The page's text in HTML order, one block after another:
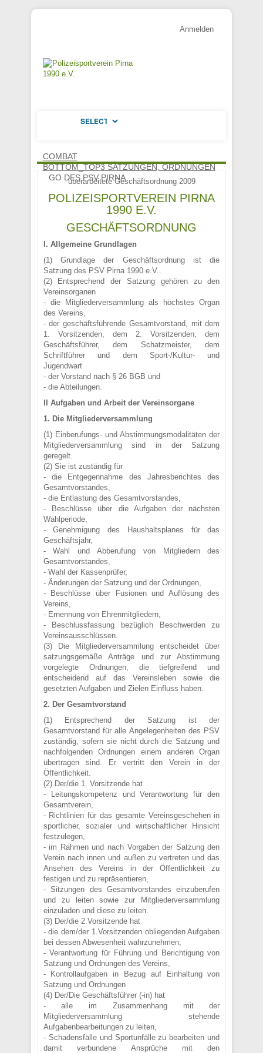
Anmelden
COMBAT
BOTTOM_TOP3 SATZUNGEN, ORDNUNGEN
GO DES PSV PIRNA
überarbeitete Geschäftsordnung 2009
POLIZEISPORTVEREIN PIRNA
1990 E.V.
GESCHÄFTSORDNUNG
I. Allgemeine Grundlagen
(1) Grundlage der Geschäftsordnung ist die
Satzung des PSV Pirna 1990 e.V..
(2) Entsprechend der Satzung gehören zu den
Vereinsorganen
- die Mitgliederversammlung als höchstes Organ
des Vereins,
- der geschäftsführende Gesamtvorstand, mit dem
1. Vorsitzenden, dem 2. Vorsitzenden, dem
Geschäftsführer, dem Schatzmeister, dem
Schriftführer und dem Sport-/Kultur- und
Jugendwart
- der Vorstand nach § 26 BGB und
- die Abteilungen.
II Aufgaben und Arbeit der Vereinsorgane
1. Die Mitgliederversammlung
(1) Einberufungs- und Abstimmungsmodalitäten der
Mitgliederversammlung sind in der Satzung
geregelt.
(2) Sie ist zuständig für
- die Entgegennahme des Jahresberichtes des
Gesamtvorstandes,
- die Entlastung des Gesamtvorstandes,
- Beschlüsse über die Aufgaben der nächsten
Wahlperiode,
- Genehmigung des Haushaltsplanes für das
Geschäftsjahr,
- Wahl und Abberufung von Mitgliedern des
Gesamtvorstandes,
- Wahl der Kassenprüfer,
- Änderungen der Satzung und der Ordnungen,
- Beschlüsse über Fusionen und Auflösung des
Vereins,
- Ernennung von Ehrenmitgliedern,
- Beschlussfassung bezüglich Beschwerden zu
Vereinsausschlüssen.
(3) Die Mitgliederversammlung entscheidet über
satzungsgemäße Anträge und zur Abstimmung
vorgelegte Ordnungen, die tiefgreifend und
entscheidend auf das Vereinsleben sowie die
gesetzten Aufgaben und Zielen Einfluss haben.
2. Der Gesamtvorstand
(1) Entsprechend der Satzung ist der
Gesamtvorstand für alle Angelegenheiten des PSV
zuständig, sofern sie nicht durch die Satzung und
nachfolgenden Ordnungen einem anderen Organ
übertragen sind. Er vertritt den Verein in der
Öffentlichkeit.
(2) Der/die 1. Vorsitzende hat
- Leitungskompetenz und Verantwortung für den
Gesamtverein,
- Richtlinien für das gesamte Vereinsgeschehen in
sportlicher, sozialer und wirtschaftlicher Hinsicht
festzulegen,
- im Rahmen und nach Vorgaben der Satzung den
Verein nach innen und außen zu vertreten und das
Ansehen des Vereins in der Öffentlichkeit zu
festigen und zu repräsentieren,
- Sitzungen des Gesamtvorstandes einzuberufen
und zu leiten sowie zur Mitgliederversammlung
einzuladen und diese zu leiten.
(3) Der/die 2.Vorsitzende hat
- die dem/der 1.Vorsitzenden obliegenden Aufgaben
bei dessen Abwesenheit wahrzunehmen,
- Verantwortung für Führung und Berichtigung von
Satzung und Ordnungen des Vereins,
- Kontrollaufgaben in Bezug auf Einhaltung von
Satzung und Ordnungen
(4) Der/Die Geschäftsführer (-in) hat
- alle im Zusammenhang mit der
Mitgliederversammlung stehende
Aufgabenbearbeitungen zu leiten,
- Schadensfälle und Sportunfälle zu bearbeiten und
damit verbundene Ansprüche mit den